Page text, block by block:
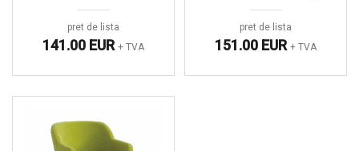
pret de lista
141.00 EUR + TVA
pret de lista
151.00 EUR + TVA